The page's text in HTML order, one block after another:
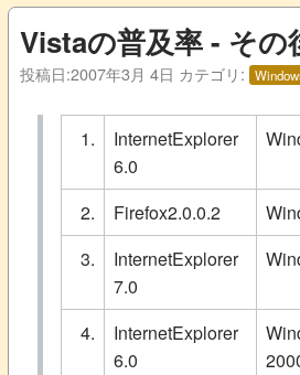
Vistaの普及率 - その
投稿日:2007年3月 4日 カテゴリ:
1.
InternetExplorer
6.0
2. Firefox2.0.0.2
3.
InternetExplorer
7.0
4.
InternetExplorer
6.0